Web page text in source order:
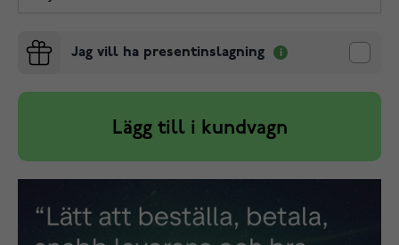
Jag vill ha presentinslagning
Lägg till i kundvagn